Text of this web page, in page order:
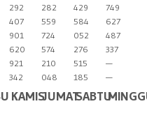
292 282 429
749
407 559 584
627
901 724 052
487
620 574 276
337
921 210 515
—
342 048 185 —
KAMISJUMATSABTU